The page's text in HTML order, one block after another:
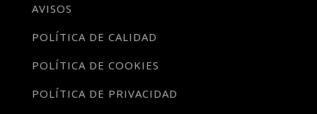
AVISOS
POLÍTICA DE CALIDAD
POLÍTICA DE COOKIES
POLÍTICA DE PRIVACIDAD